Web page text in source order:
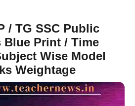
/ TG SSC Public
Blue Print / Time
Wise Model
Weightage